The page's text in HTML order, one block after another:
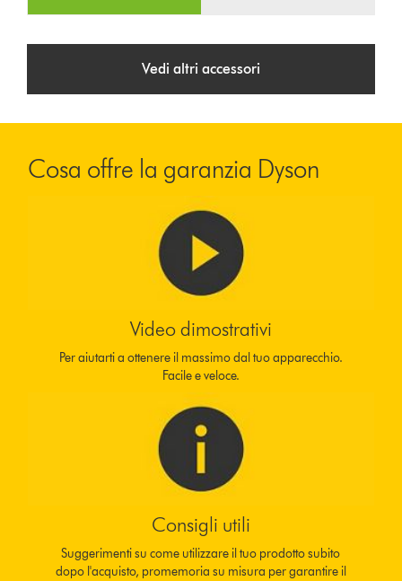
Vedi altri accessori
Cosa offre la garanzia Dyson
Video dimostrativi
Per aiutarti a ottenere il massimo dal tuo apparecchio.
Facile e veloce.
Consigli utili
Suggerimenti su come utilizzare il tuo prodotto subito
dopo l'acquisto, promemoria su misura per garantire il